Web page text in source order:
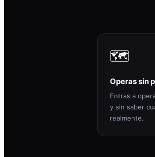
🗺️
Operas sin
Entras a
y sin saber
realmente.